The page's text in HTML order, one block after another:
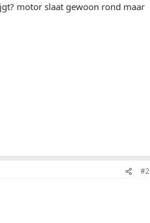
motor slaat gewoon rond maar
#2